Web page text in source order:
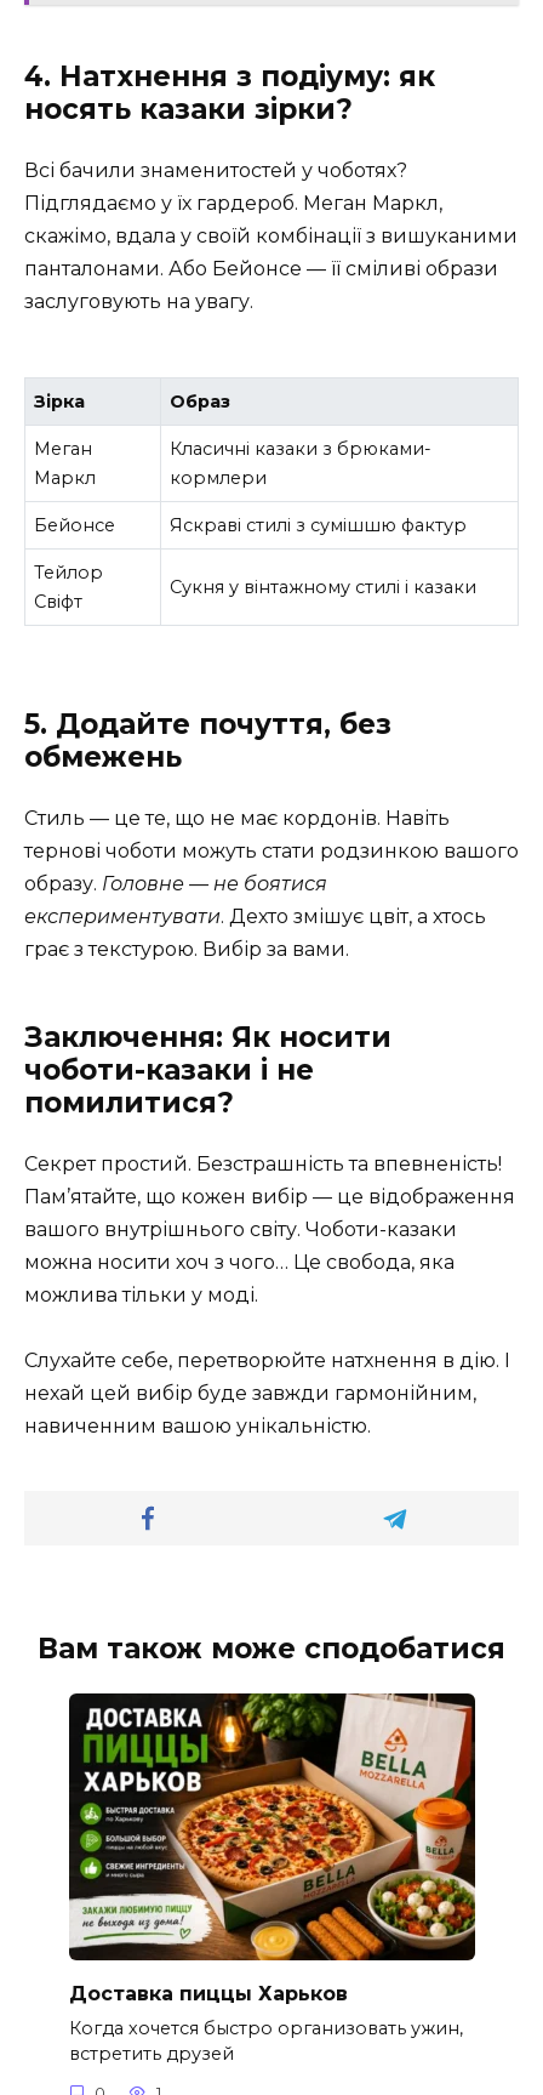
4. Натхнення з подіуму: як
носять казаки зірки?
Всі бачили знаменитостей у чоботях?
Підглядаємо у їх гардероб. Меган Маркл,
скажімо, вдала у своїй комбінації з вишуканими
панталонами. Або Бейонсе — її сміливі образи
заслуговують на увагу.
Зірка Образ
Меган
Маркл
Класичні казаки з брюками-
кормлери
Бейонсе Яскраві стилі з сумішшю фактур
Тейлор
Свіфт
Сукня у вінтажному стилі і казаки
5. Додайте почуття, без
обмежень
Стиль — це те, що не має кордонів. Навіть
тернові чоботи можуть стати родзинкою вашого
образу. Головне — не боятися
експериментувати. Дехто змішує цвіт, а хтось
грає з текстурою. Вибір за вами.
Заключення: Як носити
чоботи-казаки і не
помилитися?
Секрет простий. Безстрашність та впевненість!
Пам’ятайте, що кожен вибір — це відображення
вашого внутрішнього світу. Чоботи-казаки
можна носити хоч з чого… Це свобода, яка
можлива тільки у моді.
Слухайте себе, перетворюйте натхнення в дію. І
нехай цей вибір буде завжди гармонійним,
навиченним вашою унікальністю.
Вам також може сподобатися
Доставка пиццы Харьков
Когда хочется быстро организовать ужин,
встретить друзей